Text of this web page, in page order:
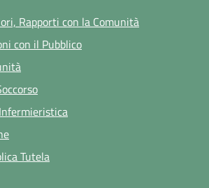
Rapporti con la Comunità
con il Pubblico
Tutela